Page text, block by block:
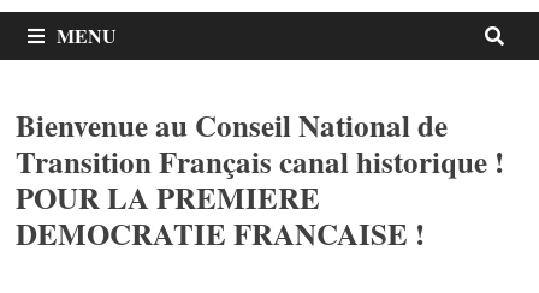
MENU
Bienvenue au Conseil National de
Transition Français canal historique !
POUR LA PREMIERE
DEMOCRATIE FRANCAISE !